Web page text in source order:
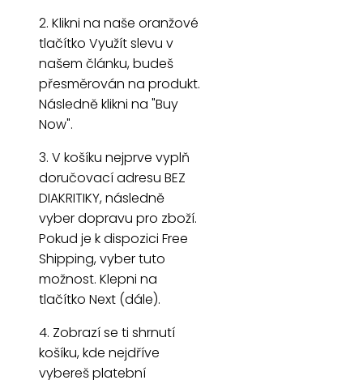
2. Klikni na naše oranžové
tlačítko Využít slevu v
našem článku, budeš
přesměrován na produkt.
Následně klikni na "Buy
Now".
3. V košíku nejprve vyplň
doručovací adresu BEZ
DIAKRITIKY, následně
vyber dopravu pro zboží.
Pokud je k dispozici Free
Shipping, vyber tuto
možnost. Klepni na
tlačítko Next (dále).
4. Zobrazí se ti shrnutí
košíku, kde nejdříve
vybereš platební